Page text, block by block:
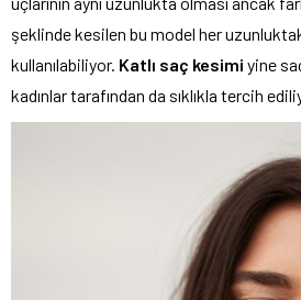
şeklinde kesilen bu model her
kullanılabiliyor. Katlı saç kesimi yine
kadınlar tarafından da sıklıkla tercih